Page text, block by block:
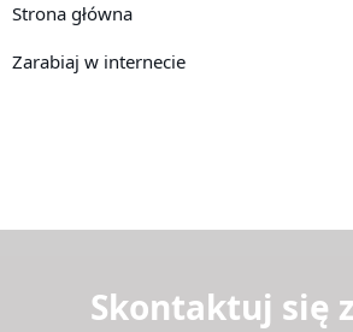
Strona główna
Zarabiaj w internecie
Skontaktuj się